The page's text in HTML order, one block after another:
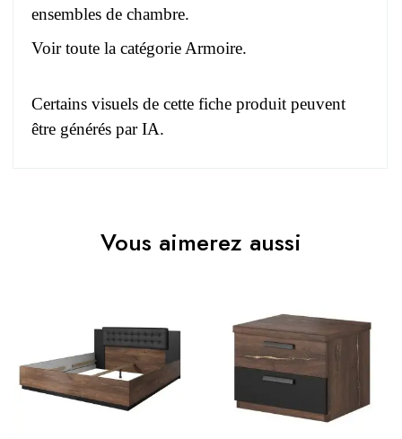
ensembles de chambre.
Voir toute la catégorie Armoire.
Certains visuels de cette fiche produit peuvent
être générés par IA.
Adulte
Coloris Marron - Bois
Dimensions 200x213x54
Vous devez vous connecter pour laisser un avis
Vous aimerez aussi